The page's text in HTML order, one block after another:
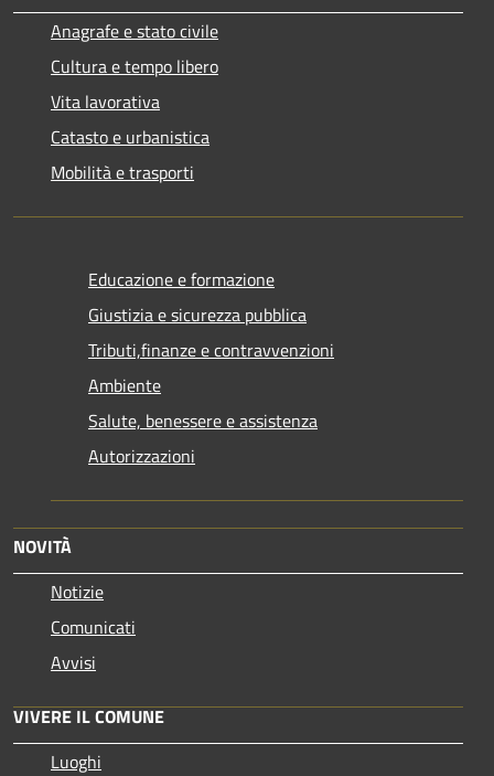
Anagrafe e stato civile
Cultura e tempo libero
Vita lavorativa
Catasto e urbanistica
Mobilità e trasporti
Educazione e formazione
Giustizia e sicurezza pubblica
Tributi,finanze e contravvenzioni
Ambiente
Salute, benessere e assistenza
Autorizzazioni
NOVITÀ
Notizie
Comunicati
Avvisi
VIVERE IL COMUNE
Luoghi